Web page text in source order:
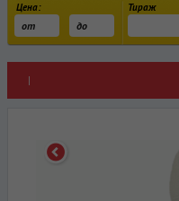
Цена: Тираж
|